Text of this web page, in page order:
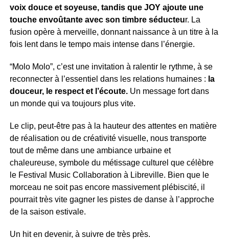
voix douce et soyeuse, tandis que JOY ajoute une
touche envoûtante avec son timbre séducteur. La
fusion opère à merveille, donnant naissance à un titre à la
fois lent dans le tempo mais intense dans l’énergie.
“Molo Molo”, c’est une invitation à ralentir le rythme, à se
reconnecter à l’essentiel dans les relations humaines : la
douceur, le respect et l’écoute.Un message fort dans
un monde qui va toujours plus vite.
Le clip, peut-être pas à la hauteur des attentes en matière
de réalisation ou de créativité visuelle, nous transporte
tout de même dans une ambiance urbaine et
chaleureuse, symbole du métissage culturel que célèbre
le Festival Music Collaboration à Libreville. Bien que le
morceau ne soit pas encore massivement plébiscité, il
pourrait très vite gagner les pistes de danse à l’approche
de la saison estivale.
Un hit en devenir, à suivre de très près.